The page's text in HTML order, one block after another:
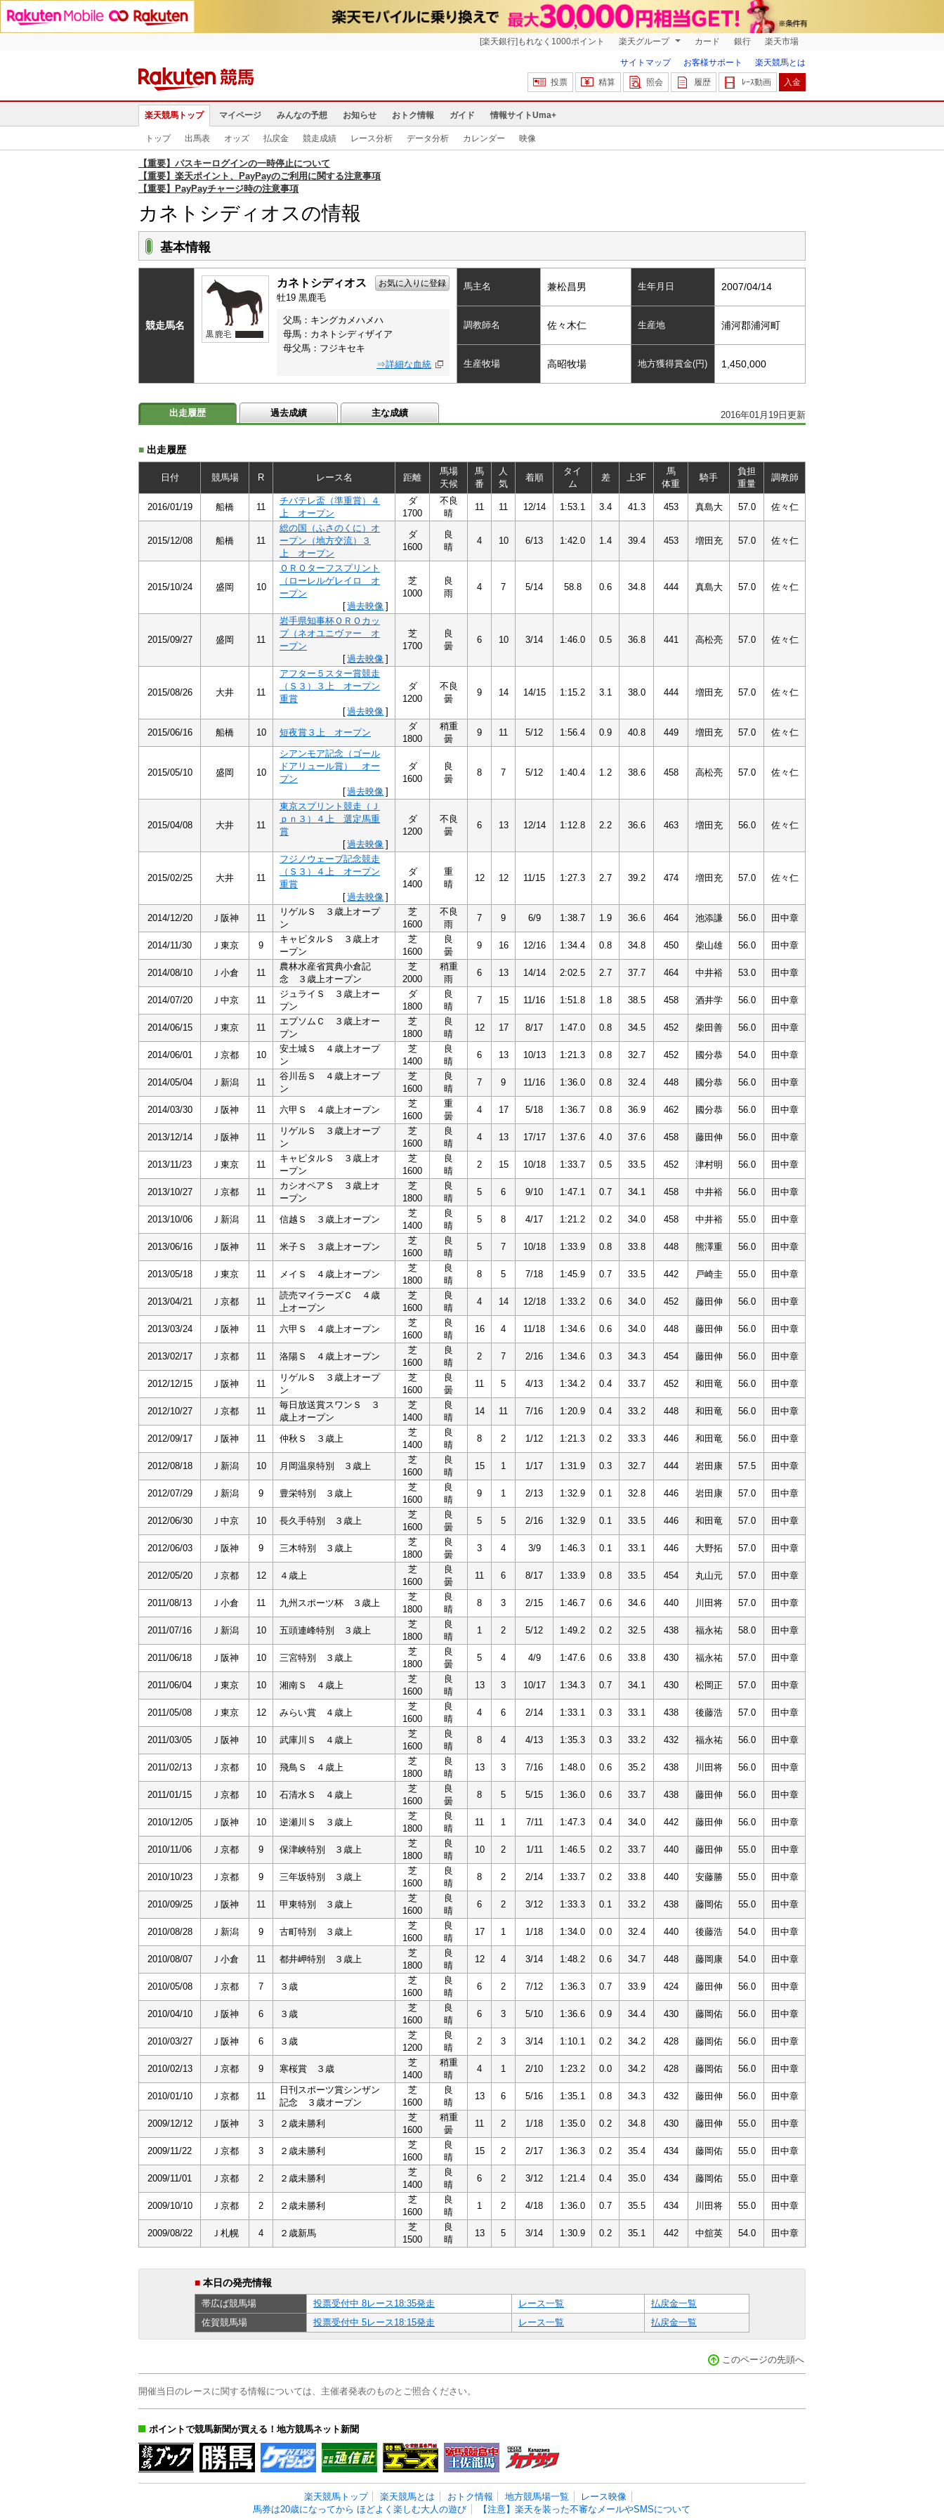
[楽天銀行]もれなく1000ポイント 楽天グループ カード 銀行 楽天市場
サイトマップ お客様サポート
楽天競馬とは
投票
精算 照会 履歴 ﾚｰｽ動画 入金
楽天競馬トップ マイページ みんなの予想 お知らせ おトク情報 ガイド 情報サイトUma+
トップ 出馬表 オッズ 払戻金 競走成績 レース分析 データ分析 カレンダー 映像
【重要】パスキーログインの一時停止について
【重要】楽天ポイント、PayPayのご利用に関する注意事項
【重要】PayPayチャージ時の注意事項
カネトシディオスの情報
基本情報
競走馬名
カネトシディオス お気に入りに登録
牡19 黒鹿毛
父馬：キングカメハメハ
母馬：カネトシディザイア
母父馬：フジキセキ
⇒詳細な血統
馬主名 兼松昌男 生年月日 2007/04/14
調教師名 佐々木仁 生産地 浦河郡浦河町
生産牧場 高昭牧場 地方獲得賞金(円) 1,450,000
2016年01月19日更新
出走履歴 過去成績 主な成績
■ 出走履歴
日付 競馬場 R レース名 距離
馬場
天候
馬
番
人
気
着順
タイ
ム
差 上3F
馬
体重
騎手
負担
重量
調教師
2016/01/19 船橋 11
チバテレ盃（準重賞）４
上 オープン
ダ
1700
不良
晴
11 11 12/14 1:53.1 3.4 41.3 453 真島大 57.0 佐々仁
2015/12/08 船橋 11
総の国（ふさのくに）オ
ープン（地方交流）３
上 オープン
ダ
1600
良
晴
4 10 6/13 1:42.0 1.4 39.4 453 増田充 57.0 佐々仁
2015/10/24 盛岡 10
ＯＲＯターフスプリント
（ローレルゲレイロ オ
ープン
[過去映像 ]
芝
1000
良
雨
4 7 5/14 58.8 0.6 34.8 444 真島大 57.0 佐々仁
2015/09/27 盛岡 11
岩手県知事杯ＯＲＯカッ
プ（ネオユニヴァー オ
ープン
[過去映像 ]
芝
1700
良
曇
6 10 3/14 1:46.0 0.5 36.8 441 高松亮 57.0 佐々仁
2015/08/26 大井 11
アフター５スター賞競走
（Ｓ３）３上 オープン
重賞
[過去映像 ]
ダ
1200
不良
曇
9 14 14/15 1:15.2 3.1 38.0 444 増田充 57.0 佐々仁
2015/06/16 船橋 10 短夜賞３上 オープン
ダ
1800
稍重
曇
9 11 5/12 1:56.4 0.9 40.8 449 増田充 57.0 佐々仁
2015/05/10 盛岡 10
シアンモア記念（ゴール
ドアリュール賞） オー
プン
[過去映像 ]
ダ
1600
良
曇
8 7 5/12 1:40.4 1.2 38.6 458 高松亮 57.0 佐々仁
2015/04/08 大井 11
東京スプリント競走（Ｊ
ｐｎ３）４上 選定馬重
賞
[過去映像 ]
ダ
1200
不良
曇
6 13 12/14 1:12.8 2.2 36.6 463 増田充 56.0 佐々仁
2015/02/25 大井 11
フジノウェーブ記念競走
（Ｓ３）４上 オープン
重賞
[過去映像 ]
ダ
1400
重
晴
12 12 11/15 1:27.3 2.7 39.2 474 増田充 57.0 佐々仁
2014/12/20 Ｊ阪神 11
リゲルＳ ３歳上オープ
ン
芝
1600
不良
雨
7 9 6/9 1:38.7 1.9 36.6 464 池添謙 56.0 田中章
2014/11/30 Ｊ東京 9
キャピタルＳ ３歳上オ
ープン
芝
1600
良
曇
9 16 12/16 1:34.4 0.8 34.8 450 柴山雄 56.0 田中章
2014/08/10 Ｊ小倉 11
農林水産省賞典小倉記
念 ３歳上オープン
芝
2000
稍重
雨
6 13 14/14 2:02.5 2.7 37.7 464 中井裕 53.0 田中章
2014/07/20 Ｊ中京 11
ジュライＳ ３歳上オー
プン
ダ
1800
良
晴
7 15 11/16 1:51.8 1.8 38.5 458 酒井学 56.0 田中章
2014/06/15 Ｊ東京 11
エプソムＣ ３歳上オー
プン
芝
1800
良
晴
12 17 8/17 1:47.0 0.8 34.5 452 柴田善 56.0 田中章
2014/06/01 Ｊ京都 10
安土城Ｓ ４歳上オープ
ン
芝
1400
良
晴
6 13 10/13 1:21.3 0.8 32.7 452 國分恭 54.0 田中章
2014/05/04 Ｊ新潟 11
谷川岳Ｓ ４歳上オープ
ン
芝
1600
良
晴
7 9 11/16 1:36.0 0.8 32.4 448 國分恭 56.0 田中章
2014/03/30 Ｊ阪神 11 六甲Ｓ ４歳上オープン
芝
1600
重
曇
4 17 5/18 1:36.7 0.8 36.9 462 國分恭 56.0 田中章
2013/12/14 Ｊ阪神 11
リゲルＳ ３歳上オープ
ン
芝
1600
良
晴
4 13 17/17 1:37.6 4.0 37.6 458 藤田伸 56.0 田中章
2013/11/23 Ｊ東京 11
キャピタルＳ ３歳上オ
ープン
芝
1600
良
晴
2 15 10/18 1:33.7 0.5 33.5 452 津村明 56.0 田中章
2013/10/27 Ｊ京都 11
カシオペアＳ ３歳上オ
ープン
芝
1800
良
晴
5 6 9/10 1:47.1 0.7 34.1 458 中井裕 56.0 田中章
2013/10/06 Ｊ新潟 11 信越Ｓ ３歳上オープン
芝
1400
良
晴
5 8 4/17 1:21.2 0.2 34.0 458 中井裕 55.0 田中章
2013/06/16 Ｊ阪神 11 米子Ｓ ３歳上オープン
芝
1600
良
晴
5 7 10/18 1:33.9 0.8 33.8 448 熊澤重 56.0 田中章
2013/05/18 Ｊ東京 11 メイＳ ４歳上オープン
芝
1800
良
晴
8 5 7/18 1:45.9 0.7 33.5 442 戸崎圭 55.0 田中章
2013/04/21 Ｊ京都 11
読売マイラーズＣ ４歳
上オープン
芝
1600
良
晴
4 14 12/18 1:33.2 0.6 34.0 452 藤田伸 56.0 田中章
2013/03/24 Ｊ阪神 11 六甲Ｓ ４歳上オープン
芝
1600
良
晴
16 4 11/18 1:34.6 0.6 34.0 448 藤田伸 56.0 田中章
2013/02/17 Ｊ京都 11 洛陽Ｓ ４歳上オープン
芝
1600
良
晴
2 7 2/16 1:34.6 0.3 34.3 454 藤田伸 56.0 田中章
2012/12/15 Ｊ阪神 11
リゲルＳ ３歳上オープ
ン
芝
1600
良
曇
11 5 4/13 1:34.2 0.4 33.7 452 和田竜 56.0 田中章
2012/10/27 Ｊ京都 11
毎日放送賞スワンＳ ３
歳上オープン
芝
1400
良
晴
14 11 7/16 1:20.9 0.4 33.2 448 和田竜 56.0 田中章
2012/09/17 Ｊ阪神 11 仲秋Ｓ ３歳上
芝
1400
良
晴
8 2 1/12 1:21.3 0.2 33.3 446 和田竜 56.0 田中章
2012/08/18 Ｊ新潟 10 月岡温泉特別 ３歳上
芝
1600
良
晴
15 1 1/17 1:31.9 0.3 32.7 444 岩田康 57.5 田中章
2012/07/29 Ｊ新潟 9 豊栄特別 ３歳上
芝
1600
良
晴
9 1 2/13 1:32.9 0.1 32.8 446 岩田康 57.0 田中章
2012/06/30 Ｊ中京 10 長久手特別 ３歳上
芝
1600
良
曇
5 5 2/16 1:32.9 0.1 33.5 446 和田竜 57.0 田中章
2012/06/03 Ｊ阪神 9 三木特別 ３歳上
芝
1800
良
曇
3 4 3/9 1:46.3 0.1 33.1 446 大野拓 57.0 田中章
2012/05/20 Ｊ京都 12 ４歳上
芝
1600
良
曇
11 6 8/17 1:33.9 0.8 33.5 454 丸山元 57.0 田中章
2011/08/13 Ｊ小倉 11 九州スポーツ杯 ３歳上
芝
1800
良
晴
8 3 2/15 1:46.7 0.6 34.6 440 川田将 57.0 田中章
2011/07/16 Ｊ新潟 10 五頭連峰特別 ３歳上
芝
1800
良
晴
1 2 5/12 1:49.2 0.2 32.5 438 福永祐 58.0 田中章
2011/06/18 Ｊ阪神 10 三宮特別 ３歳上
芝
1800
良
曇
5 4 4/9 1:47.6 0.6 33.8 430 福永祐 57.0 田中章
2011/06/04 Ｊ東京 10 湘南Ｓ ４歳上
芝
1600
良
晴
13 3 10/17 1:34.3 0.7 34.1 430 松岡正 57.0 田中章
2011/05/08 Ｊ東京 12 みらい賞 ４歳上
芝
1600
良
晴
4 6 2/14 1:33.1 0.3 33.1 438 後藤浩 57.0 田中章
2011/03/05 Ｊ阪神 10 武庫川Ｓ ４歳上
芝
1600
良
晴
8 4 4/13 1:35.3 0.3 33.2 432 福永祐 56.0 田中章
2011/02/13 Ｊ京都 10 飛鳥Ｓ ４歳上
芝
1800
良
晴
13 3 7/16 1:48.0 0.6 35.2 438 川田将 56.0 田中章
2011/01/15 Ｊ京都 10 石清水Ｓ ４歳上
芝
1600
良
曇
8 5 5/15 1:36.0 0.6 33.7 438 藤田伸 56.0 田中章
2010/12/05 Ｊ阪神 10 逆瀬川Ｓ ３歳上
芝
1800
良
晴
11 1 7/11 1:47.3 0.4 34.0 442 藤田伸 56.0 田中章
2010/11/06 Ｊ京都 9 保津峡特別 ３歳上
芝
1800
良
晴
10 2 1/11 1:46.5 0.2 33.7 440 藤田伸 55.0 田中章
2010/10/23 Ｊ京都 9 三年坂特別 ３歳上
芝
1600
良
晴
8 2 2/14 1:33.7 0.2 33.8 440 安藤勝 55.0 田中章
2010/09/25 Ｊ阪神 11 甲東特別 ３歳上
芝
1600
良
晴
6 2 3/12 1:33.3 0.1 33.2 438 藤岡佑 55.0 田中章
2010/08/28 Ｊ新潟 9 古町特別 ３歳上
芝
1600
良
晴
17 1 1/18 1:34.0 0.0 32.4 440 後藤浩 54.0 田中章
2010/08/07 Ｊ小倉 11 都井岬特別 ３歳上
芝
1800
良
晴
12 4 3/14 1:48.2 0.6 34.7 448 藤岡康 54.0 田中章
2010/05/08 Ｊ京都 7 ３歳
芝
1600
良
晴
6 2 7/12 1:36.3 0.7 33.9 424 藤田伸 56.0 田中章
2010/04/10 Ｊ阪神 6 ３歳
芝
1600
良
晴
6 3 5/10 1:36.6 0.9 34.4 430 藤岡佑 56.0 田中章
2010/03/27 Ｊ阪神 6 ３歳
芝
1200
良
晴
2 3 3/14 1:10.1 0.2 34.2 428 藤岡佑 56.0 田中章
2010/02/13 Ｊ京都 9 寒桜賞 ３歳
芝
1400
稍重
晴
4 1 2/10 1:23.2 0.0 34.2 428 藤岡佑 56.0 田中章
2010/01/10 Ｊ京都 11
日刊スポーツ賞シンザン
記念 ３歳オープン
芝
1600
良
晴
13 6 5/16 1:35.1 0.8 34.3 432 藤田伸 56.0 田中章
2009/12/12 Ｊ阪神 3 ２歳未勝利
芝
1600
稍重
曇
11 2 1/18 1:35.0 0.2 34.8 430 藤田伸 55.0 田中章
2009/11/22 Ｊ京都 3 ２歳未勝利
芝
1600
良
晴
15 2 2/17 1:36.3 0.2 35.4 434 藤岡佑 55.0 田中章
2009/11/01 Ｊ京都 2 ２歳未勝利
芝
1400
良
晴
6 2 3/12 1:21.4 0.4 35.0 434 藤岡佑 55.0 田中章
2009/10/10 Ｊ京都 2 ２歳未勝利
芝
1600
良
晴
1 2 4/18 1:36.0 0.7 35.5 434 川田将 55.0 田中章
2009/08/22 Ｊ札幌 4 ２歳新馬
芝
1500
良
晴
13 5 3/14 1:30.9 0.2 35.1 442 中舘英 54.0 田中章
■ 本日の発売情報
帯広ば競馬場 投票受付中 8レース18:35発走 レース一覧
払戻金一覧
佐賀競馬場 投票受付中 5レース18:15発走 レース一覧 払戻金一覧
このページの先頭へ
開催当日のレースに関する情報については、主催者発表のものとご照合ください。
ポイントで競馬新聞が買える！地方競馬ネット新聞
楽天競馬トップ 楽天競馬とは おトク情報 地方競馬場一覧
レース映像
馬券は20歳になってから ほどよく楽しむ大人の遊び
【注意】楽天を装った不審なメールやSMSについて